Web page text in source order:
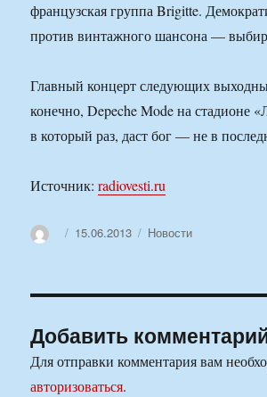
французская группа Brigitte.
против винтажного шансона —
Главный концерт следующих
конечно, Depeche Mode на стадионе
в который раз, даст бог — не в
Источник:radiovesti.ru
АвторОпубликовано
15.06.2013 Рубрики
Новости
Добавить
Для отправки комментария вам
авторизоваться.